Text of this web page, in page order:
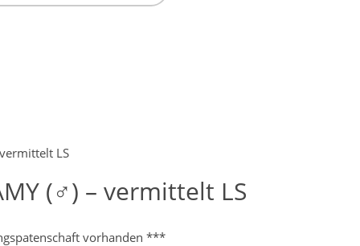
LS
(♂) – vermittelt LS
vorhanden ***